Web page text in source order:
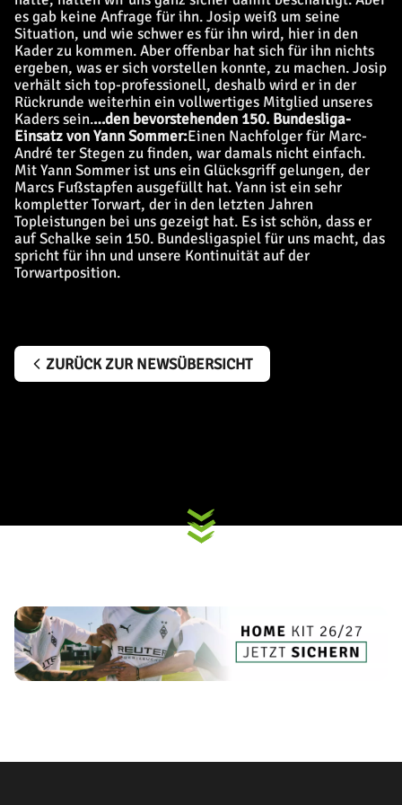
es gab keine Anfrage für ihn. Josip weiß um seine
Situation, und wie schwer es für ihn wird, hier in den
Kader zu kommen. Aber offenbar hat sich für ihn nichts
ergeben, was er sich vorstellen konnte, zu machen. Josip
verhält sich top-professionell, deshalb wird er in der
Rückrunde weiterhin ein vollwertiges Mitglied unseres
Kaders sein.…den bevorstehenden 150. Bundesliga-
Einsatz von Yann Sommer:Einen Nachfolger für Marc-
André ter Stegen zu finden, war damals nicht einfach.
Mit Yann Sommer ist uns ein Glücksgriff gelungen, der
Marcs Fußstapfen ausgefüllt hat. Yann ist ein sehr
kompletter Torwart, der in den letzten Jahren
Topleistungen bei uns gezeigt hat. Es ist schön, dass er
auf Schalke sein 150. Bundesligaspiel für uns macht, das
spricht für ihn und unsere Kontinuität auf der
Torwartposition.
ZURÜCK ZUR NEWSÜBERSICHT